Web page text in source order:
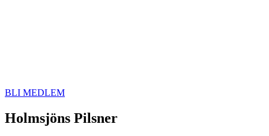
BLI MEDLEM
Holmsjöns Pilsner